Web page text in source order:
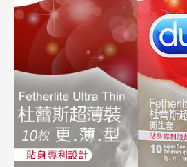
防
電
或
簡